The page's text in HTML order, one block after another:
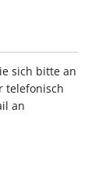
sich bitte an
telefonisch
an